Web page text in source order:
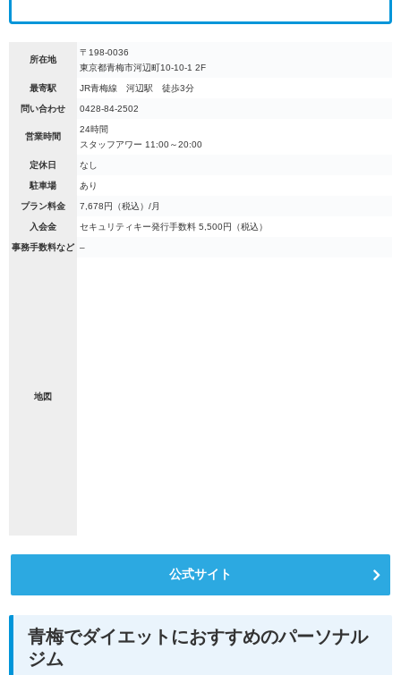
所在地
〒198-0036
東京都青梅市河辺町10-10-1 2F
最寄駅 JR青梅線 河辺駅 徒歩3分
問い合わせ 0428-84-2502
営業時間
24時間
スタッフアワー 11:00～20:00
定休日 なし
駐車場 あり
プラン料金 7,678円（税込）/月
入会金 セキュリティキー発行手数料 5,500円（税込）
事務手数料など –
地図
公式サイト
青梅でダイエットにおすすめのパーソナル
ジム